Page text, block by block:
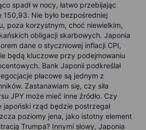
spadł w nocy, łatwo przebijając
150,93. Nie było bezpośredniej
poza korzystnym, choć niewielkim,
obligacji skarbowych. Japonia
dane o styczniowej inflacji CPI,
będą kluczowe przy podejmowaniu
Bank Japonii podkreślał
płacowe są jednym z
Zastanawiam się, czy siła
JPY może mieć inne źródło. Czy
rząd będzie postrzegał
poziomy jena, jako istotny element
Trumpa? Innymi słowy, Japonia